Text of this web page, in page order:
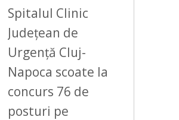
Spitalul Clinic
Județean de
Urgență Cluj-
Napoca scoate la
concurs 76 de
posturi pe